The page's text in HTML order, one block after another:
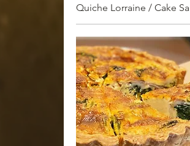
Quiche Lorraine / Cake